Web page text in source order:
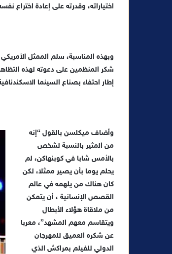
اختياراته، وقدرته على إعادة اختراع
وبهذه المناسبة، سلم الممثل
شكر المنظمين على دعوته لهذه
إطار احتفاء بصناع السينما
وأضاف ميكلسن بالقول “إنه
من المثير بالنسبة لشخص
بالأمس شابا في كوبنهاكن، لم
يحلم يوما بأن يصير ممثلا، لكن
كان هناك من يلهمه في عالم
القصص الإنسانية ، أن يتمكن
من ملاقاة هؤلاء الأبطال
ويتقاسم معهم المشهد”، معربا
عن شكره العميق للمهرجان
الدولي للفيلم بمراكش الذي